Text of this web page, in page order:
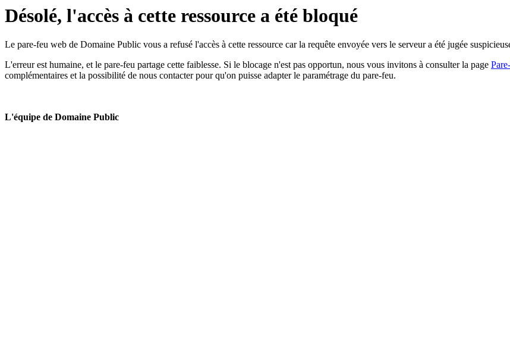
Désolé, l'accès à cette ressource a été bloqué
Le pare-feu web de Domaine Public vous a refusé l'accès à cette ressource car la requête envoyée vers le serveur a été jugée
L'erreur est humaine, et le pare-feu partage cette faiblesse. Si le blocage n'est pas opportun, nous vous invitons à consulter la page
complémentaires et la possibilité de nous contacter pour qu'on puisse adapter le paramétrage du pare-feu.
L'équipe de Domaine Public